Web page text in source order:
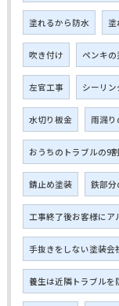
塗れるから防水
吹き付け ペンキの
左官工事 シーリ
水切り板金 雨漏り
おうちのトラブルの9
錆止め塗装 鉄部分
工事終了後お客様にア
手抜きをしない塗装
養生は近隣トラブルを